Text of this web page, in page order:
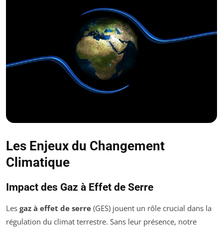
Les Enjeux du Changement
Climatique
Impact des Gaz à Effet de Serre
Les gaz à effet de serre (GES) jouent un rôle crucial dans la
régulation du climat terrestre. Sans leur présence, notre